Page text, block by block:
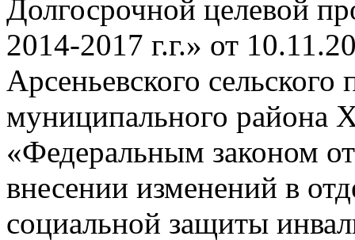
Долгосрочной целевой
2014-2017 г.г.» от
Арсеньевского
муниципального района
«Федеральным законом
внесении изменений в
социальной защиты